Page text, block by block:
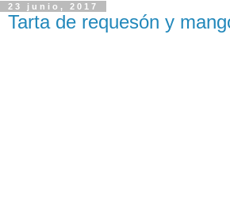
23 junio, 2017
Tarta de requesón y